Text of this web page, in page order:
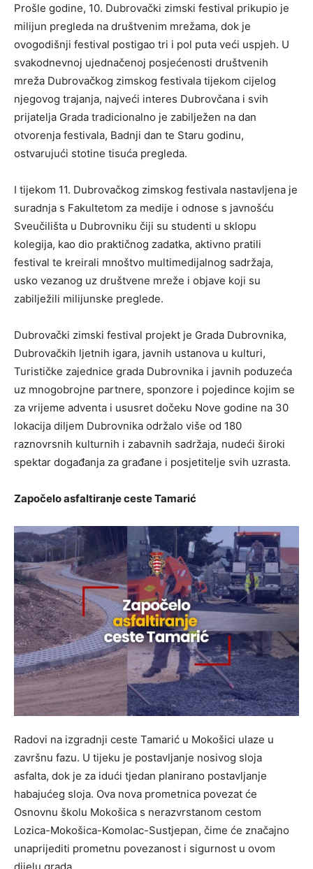
Prošle godine, 10. Dubrovački zimski festival prikupio je
milijun pregleda na društvenim mrežama, dok je
ovogodišnji festival postigao tri i pol puta veći uspjeh. U
svakodnevnoj ujednačenoj posjećenosti društvenih
mreža Dubrovačkog zimskog festivala tijekom cijelog
njegovog trajanja, najveći interes Dubrovčana i svih
prijatelja Grada tradicionalno je zabilježen na dan
otvorenja festivala, Badnji dan te Staru godinu,
ostvarujući stotine tisuća pregleda.
I tijekom 11. Dubrovačkog zimskog festivala nastavljena je
suradnja s Fakultetom za medije i odnose s javnošću
Sveučilišta u Dubrovniku čiji su studenti u sklopu
kolegija, kao dio praktičnog zadatka, aktivno pratili
festival te kreirali mnoštvo multimedijalnog sadržaja,
usko vezanog uz društvene mreže i objave koji su
zabilježili milijunske preglede.
Dubrovački zimski festival projekt je Grada Dubrovnika,
Dubrovačkih ljetnih igara, javnih ustanova u kulturi,
Turističke zajednice grada Dubrovnika i javnih poduzeća
uz mnogobrojne partnere, sponzore i pojedince kojim se
za vrijeme adventa i ususret dočeku Nove godine na 30
lokacija diljem Dubrovnika održalo više od 180
raznovrsnih kulturnih i zabavnih sadržaja, nudeći široki
spektar događanja za građane i posjetitelje svih uzrasta.
Započelo asfaltiranje ceste Tamarić
Radovi na izgradnji ceste Tamarić u Mokošici ulaze u
završnu fazu. U tijeku je postavljanje nosivog sloja
asfalta, dok je za idući tjedan planirano postavljanje
habajućeg sloja. Ova nova prometnica povezat će
Osnovnu školu Mokošica s nerazvrstanom cestom
Lozica-Mokošica-Komolac-Sustjepan, čime će značajno
unaprijediti prometnu povezanost i sigurnost u ovom